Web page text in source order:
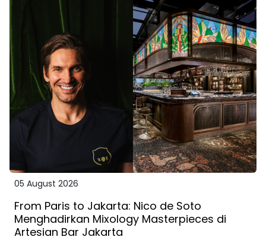
05 August 2026
From Paris to Jakarta: Nico de Soto
Menghadirkan Mixology Masterpieces di
Artesian Bar Jakarta